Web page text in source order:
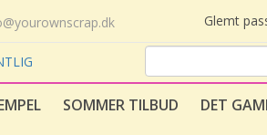
Glemt
SOMMER TILBUD DET